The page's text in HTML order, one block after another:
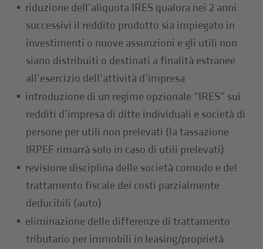
riduzione dell’aliquota IRES qualora nei 2 anni
successivi il reddito prodotto sia impiegato in
investimenti o nuove assunzioni e gli utili non
siano distribuiti o destinati a finalità estranee
all’esercizio dell’attività d’impresa
introduzione di un regime opzionale “IRES” sui
redditi d’impresa di ditte individuali e società di
persone per utili non prelevati (la tassazione
IRPEF rimarrà solo in caso di utili prelevati)
revisione disciplina delle società comodo e del
trattamento fiscale dei costi parzialmente
deducibili (auto)
eliminazione delle differenze di trattamento
tributario per immobili in leasing/proprietà